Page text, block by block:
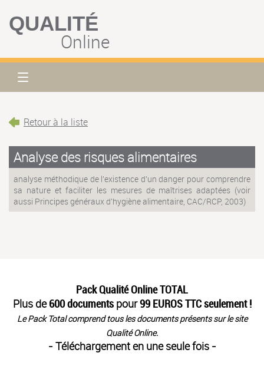
QUALITÉ
Online
Retour à la liste
Analyse des risques alimentaires
analyse méthodique de l'existence d'un danger pour comprendre
sa nature et faciliter les mesures de maîtrises adaptées (voir
aussi Principes généraux d'hygiène alimentaire, CAC/RCP, 2003)
Pack Qualité Online TOTAL
Plus de600 documentspour99 EUROS TTC seulement !
Le Pack Total comprend tous les documents présents sur le site
Qualité Online.
- Téléchargement en une seule fois -